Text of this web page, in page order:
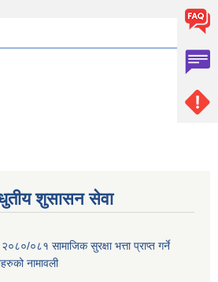
शुसासन सेवा
०८१ सामाजिक सुरक्षा भत्ता प्राप्त गर्ने
नामावली